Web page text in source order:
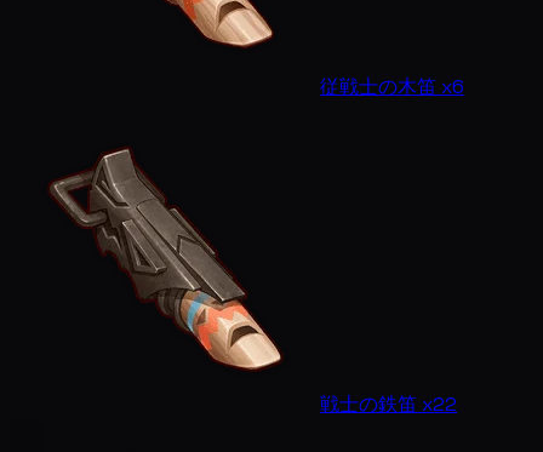
従戦士の木笛 x6
戦士の鉄笛 x22